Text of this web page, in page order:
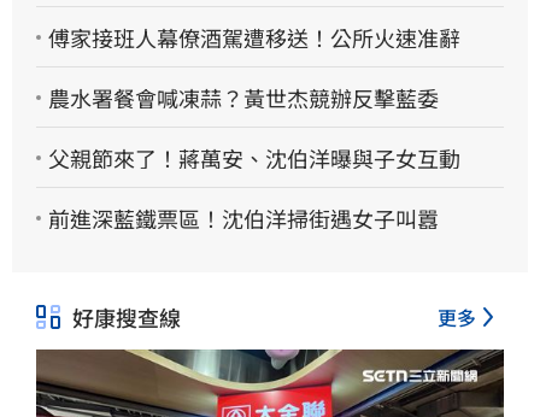
傅家接班人幕僚酒駕遭移送！公所火速准辭
農水署餐會喊凍蒜？黃世杰競辦反擊藍委
父親節來了！蔣萬安、沈伯洋曝與子女互動
前進深藍鐵票區！沈伯洋掃街遇女子叫囂
好康搜查線 更多